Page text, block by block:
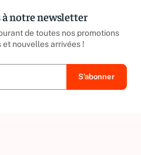
notre newsletter
de toutes nos promotions
nouvelles arrivées !